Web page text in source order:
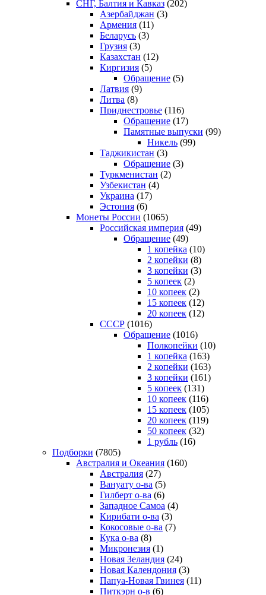
СНГ, Балтия и Кавказ (202)
Азербайджан (3)
Армения (11)
Беларусь (3)
Грузия (3)
Казахстан (12)
Киргизия (5)
Обращение (5)
Латвия (9)
Литва (8)
Приднестровье (116)
Обращение (17)
Памятные выпуски (99)
Никель (99)
Таджикистан (3)
Обращение (3)
Туркменистан (2)
Узбекистан (4)
Украина (17)
Эстония (6)
Монеты России (1065)
Российская империя (49)
Обращение (49)
1 копейка (10)
2 копейки (8)
3 копейки (3)
5 копеек (2)
10 копеек (2)
15 копеек (12)
20 копеек (12)
СССР (1016)
Обращение (1016)
Полкопейки (10)
1 копейка (163)
2 копейки (163)
3 копейки (161)
5 копеек (131)
10 копеек (116)
15 копеек (105)
20 копеек (119)
50 копеек (32)
1 рубль (16)
Подборки (7805)
Австралия и Океания (160)
Австралия (27)
Вануату о-ва (5)
Гилберт о-ва (6)
Западное Самоа (4)
Кирибати о-ва (3)
Кокосовые о-ва (7)
Кука о-ва (8)
Микронезия (1)
Новая Зеландия (24)
Новая Календония (3)
Папуа-Новая Гвинея (11)
Питкэрн о-в (6)